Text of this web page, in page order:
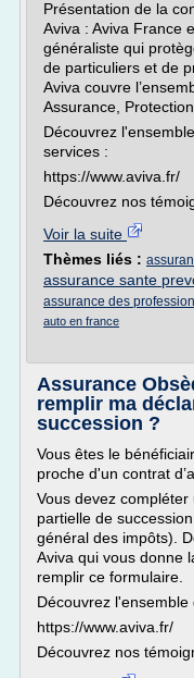
Présentation de la
Aviva : Aviva France
généraliste qui
de particuliers et de
Aviva couvre
Assurance,
Découvrez
services :
https://www.aviva.fr/
Découvrez nos
Voir la suite
Thèmes liés :
assurance sante
assurance des
auto en france
Assurance
remplir ma
succession ?
Vous êtes le
proche d'un contrat
Vous devez compléter
partielle de
général des impôts).
Aviva qui vous donne
remplir ce formulaire.
Découvrez
https://www.aviva.fr/
Découvrez nos